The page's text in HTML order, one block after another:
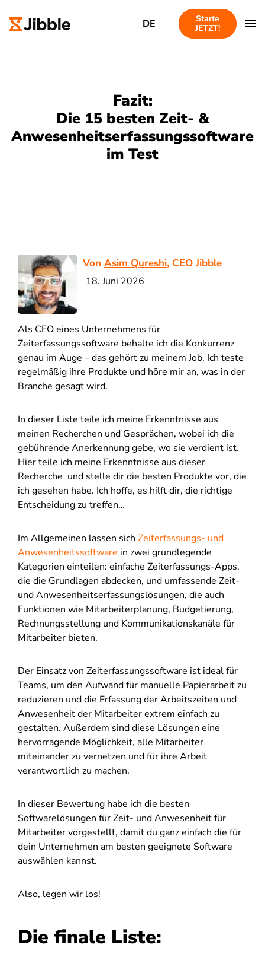
DE
Starte
JETZT!
Fazit:
Die 15 besten Zeit- &
Anwesenheitserfassungssoftware
im Test
Von Asim Qureshi, CEO Jibble
18. Juni 2026
Als CEO eines Unternehmens für
Zeiterfassungssoftware behalte ich die Konkurrenz
genau im Auge – das gehört zu meinem Job. Ich teste
regelmäßig ihre Produkte und höre mir an, was in der
Branche gesagt wird.
In dieser Liste teile ich meine Erkenntnisse aus
meinen Recherchen und Gesprächen, wobei ich die
gebührende Anerkennung gebe, wo sie verdient ist.
Hier teile ich meine Erkenntnisse aus dieser
Recherche und stelle dir die besten Produkte vor, die
ich gesehen habe. Ich hoffe, es hilft dir, die richtige
Entscheidung zu treffen…
Im Allgemeinen lassen sich Zeiterfassungs- und
Anwesenheitssoftware in zwei grundlegende
Kategorien einteilen: einfache Zeiterfassungs-Apps,
die die Grundlagen abdecken, und umfassende Zeit-
und Anwesenheitserfassungslösungen, die auch
Funktionen wie Mitarbeiterplanung, Budgetierung,
Rechnungsstellung und Kommunikationskanäle für
Mitarbeiter bieten.
Der Einsatz von Zeiterfassungssoftware ist ideal für
Teams, um den Aufwand für manuelle Papierarbeit zu
reduzieren und die Erfassung der Arbeitszeiten und
Anwesenheit der Mitarbeiter extrem einfach zu
gestalten. Außerdem sind diese Lösungen eine
hervorragende Möglichkeit, alle Mitarbeiter
miteinander zu vernetzen und für ihre Arbeit
verantwortlich zu machen.
In dieser Bewertung habe ich die besten
Softwarelösungen für Zeit- und Anwesenheit für
Mitarbeiter vorgestellt, damit du ganz einfach die für
dein Unternehmen am besten geeignete Software
auswählen kannst.
Also, legen wir los!
Die finale Liste: